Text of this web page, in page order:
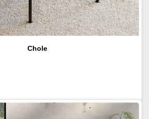
Chole